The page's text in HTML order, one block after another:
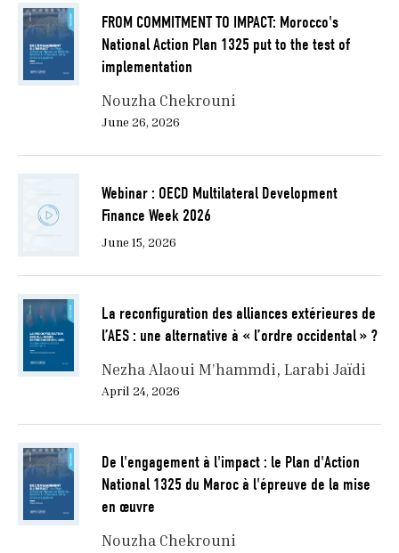
FROM COMMITMENT TO IMPACT: Morocco's
National Action Plan 1325 put to the test of
implementation
Nouzha Chekrouni
June 26, 2026
Webinar : OECD Multilateral Development
Finance Week 2026
June 15, 2026
La reconfiguration des alliances extérieures de
l’AES : une alternative à « l’ordre occidental » ?
Nezha Alaoui M’hammdi Larabi Jaïdi
April 24, 2026
De l'engagement à l'impact : le Plan d'Action
National 1325 du Maroc à l'épreuve de la mise
en œuvre
Nouzha Chekrouni